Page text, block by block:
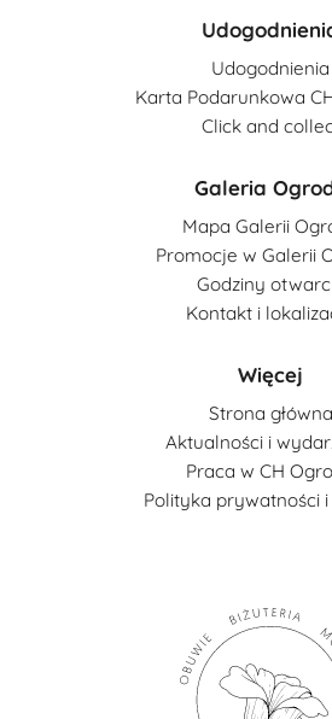
Udogodnienia
Karta Podarunkowa
Click and
Galeria
Mapa Galerii
Promocje w Galerii
Godziny
Kontakt i
Więcej
Strona główna
Aktualności i
Praca w CH
Polityka prywatności